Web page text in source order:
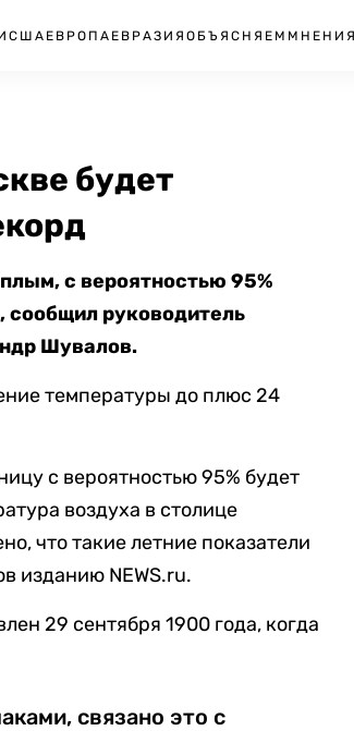
США ЕВРОПА ЕВРАЗИЯ ОБЪЯСНЯЕМ МНЕНИЯ
будет
с вероятностью 95%
сообщил руководитель
Шувалов.
температуры до плюс 24
с вероятностью 95% будет
воздуха в столице
что такие летние показатели
изданию NEWS.ru.
29 сентября 1900 года, когда
связано это с